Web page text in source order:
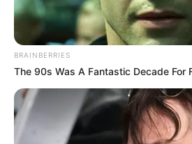
TORO
BRAINBERRIES
The 90s Was A Fantastic Decade For